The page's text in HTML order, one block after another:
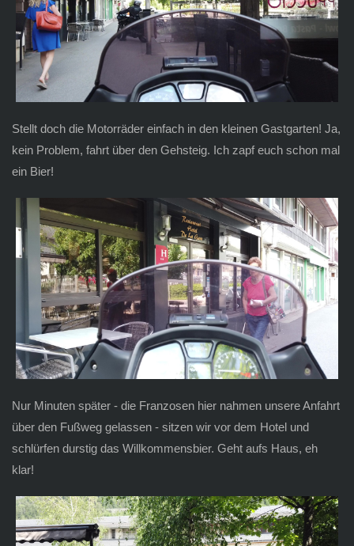
Stellt doch die Motorräder einfach in den kleinen Gastgarten! Ja,
kein Problem, fahrt über den Gehsteig. Ich zapf euch schon mal
ein Bier!
Nur Minuten später - die Franzosen hier nahmen unsere Anfahrt
über den Fußweg gelassen - sitzen wir vor dem Hotel und
schlürfen durstig das Willkommensbier. Geht aufs Haus, eh
klar!